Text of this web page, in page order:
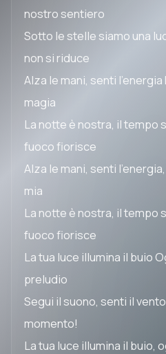
nostro sentiero
Sotto le stelle siamo una
non si riduce
Alza le mani, senti
magia
La notte è nostra, il tempo
fuoco fiorisce
Alza le mani, senti
mia
La notte è nostra, il tempo
fuoco fiorisce
La tua luce illumina il buio
preludio
Segui il suono, senti il
momento!
La tua luce illumina il buio,